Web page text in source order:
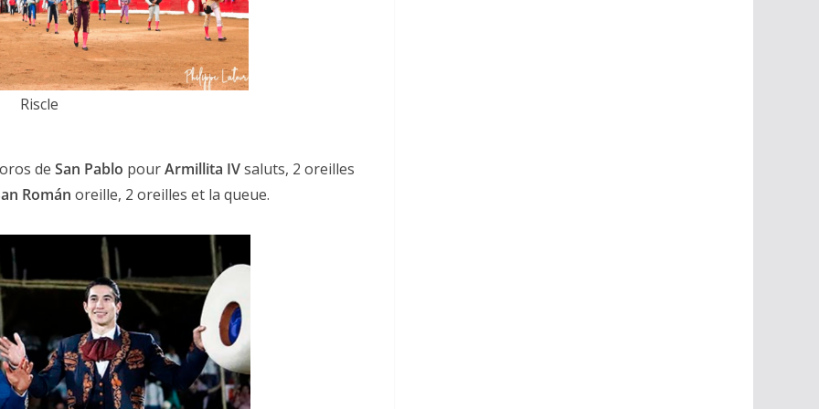
Riscle
de San Pablo pourArmillita IVsaluts, 2 oreilles
Román oreille, 2 oreilles et la queue.